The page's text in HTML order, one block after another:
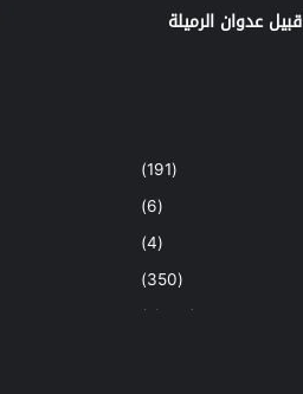
عدوان الرميلة
(191)
(6)
(4)
(350)
(1٬040)